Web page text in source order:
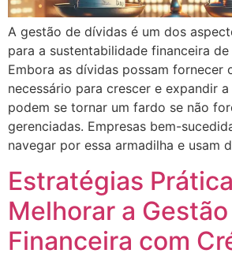
A gestão de dívidas é um dos
para a sustentabilidade financeira de
Embora as dívidas possam fornecer
necessário para crescer e expandir
podem se tornar um fardo se não
gerenciadas. Empresas bem-
navegar por essa armadilha e usam
Estratégias
Melhorar a Gestão
Financeira com